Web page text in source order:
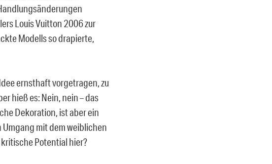
Louis Vuitton 2006 zur
Modells so drapierte,
ernsthaft vorgetragen, zu
hieß es: Nein, nein – das
Dekoration, ist aber ein
mit dem weiblichen
Potential hier?